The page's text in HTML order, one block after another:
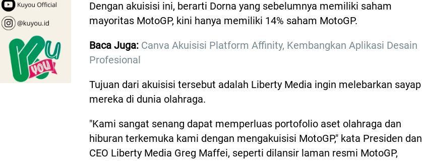
Dengan akuisisi ini, berarti Dorna yang sebelumnya memiliki saham
mayoritas MotoGP, kini hanya memiliki 14% saham MotoGP.
Baca Juga: Canva Akuisisi Platform Affinity, Kembangkan Aplikasi Desain
Profesional
Tujuan dari akuisisi tersebut adalah Liberty Media ingin melebarkan sayap
mereka di dunia olahraga.
"Kami sangat senang dapat memperluas portofolio aset olahraga dan
hiburan terkemuka kami dengan mengakuisisi MotoGP," kata Presiden dan
CEO Liberty Media Greg Maffei, seperti dilansir laman resmi MotoGP,